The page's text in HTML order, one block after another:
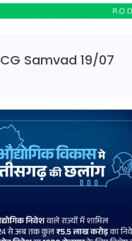
CG Samvad 19/07